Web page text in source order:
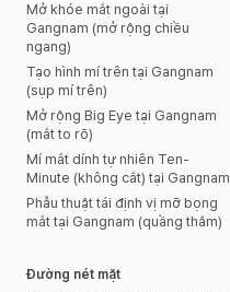
Mở khóe mắt ngoài tại
Gangnam (mở rộng chiều
ngang)
Tạo hình mí trên tại Gangnam
(sụp mí trên)
Mở rộng Big Eye tại Gangnam
(mắt to rõ)
Mí mắt dính tự nhiên Ten-
Minute (không cắt) tại Gangnam
Phẫu thuật tái định vị mỡ bọng
mắt tại Gangnam (quầng thâm)
Đường nét mặt